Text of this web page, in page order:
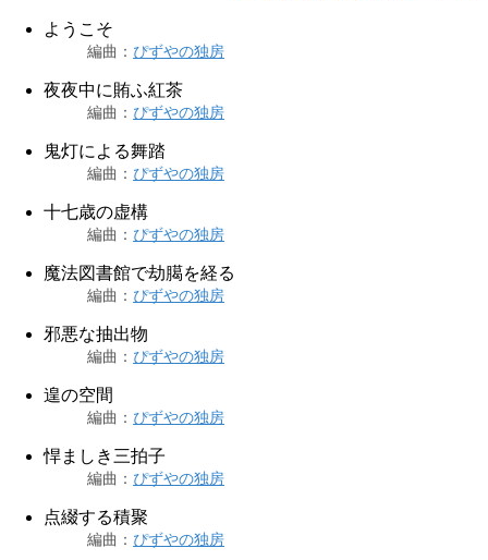
ようこそ
編曲 ： ぴずやの独房
夜夜中に賄ふ紅茶
編曲 ： ぴずやの独房
鬼灯による舞踏
編曲 ： ぴずやの独房
十七歳の虚構
編曲 ： ぴずやの独房
魔法図書館で劫臈を経る
編曲 ： ぴずやの独房
邪悪な抽出物
編曲 ： ぴずやの独房
遑の空間
編曲 ： ぴずやの独房
悍ましき三拍子
編曲 ： ぴずやの独房
点綴する積聚
編曲 ： ぴずやの独房